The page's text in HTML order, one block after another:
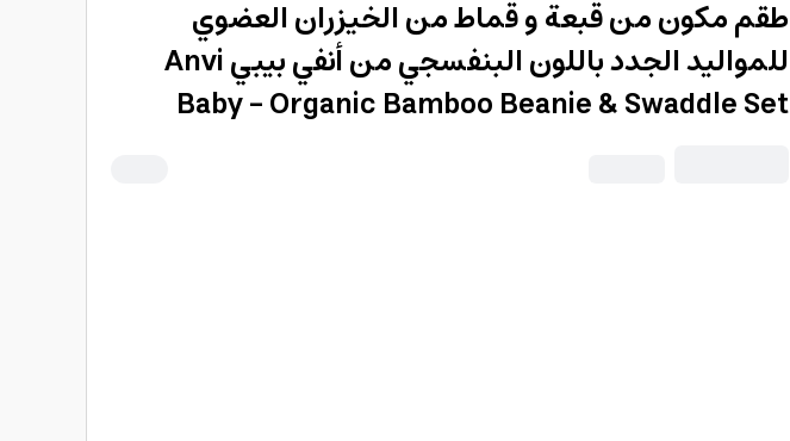
طقم مكون من قبعة و قماط من الخيزران العضوي
للمواليد الجدد باللون البنفسجي من أنفي بيبي Anvi
Baby - Organic Bamboo Beanie & Swaddle Set